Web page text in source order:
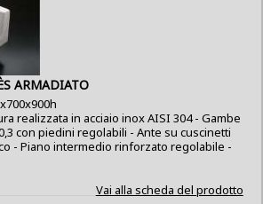
ARMADIATO
realizzata in acciaio inox AISI 304 - Gambe
con piedini regolabili - Ante su cuscinetti
- Piano intermedio rinforzato regolabile -
Vai alla scheda del prodotto